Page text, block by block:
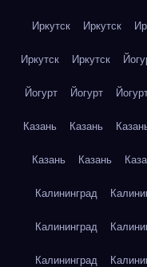
Иркутск Иркутск
Иркутск Иркутск
Йогурт Йогурт
Казань Казань
Казань Казань
Калининград
Калининград
Калининград